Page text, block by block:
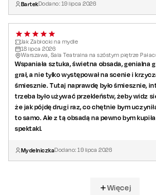
BartekDodano: 19 lipca 2026
Jak Zabłocki na mydle
18 lipca 2026
Warszawa, Sala Teatralna na szóstym piętrze
Wspaniała sztuka, świetna obsada, genialna
grał, a nie tylko występował na scenie i
śmiesznie. Tutaj naprawdę było śmiesznie,
trzeba było używać przekleństw, żeby widz
że jak pójdę drugi raz, co chętnie bym
to samo. Ale z tą obsadą na pewno bym
spektakl.
MydelniczkaDodano:19 lipca 2026
Więcej